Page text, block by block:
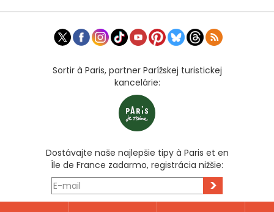
Sortir à Paris, partner Parížskej turistickej
kancelárie:
Dostávajte naše najlepšie tipy à Paris et en
Île de France zadarmo, registrácia nižšie:
>